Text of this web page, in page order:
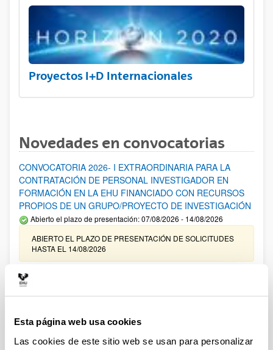
Esta página web usa cookies
Las cookies de este sitio web se usan para personalizar
Proyectos I+D Internacionales
Novedades en convocatorias
CONVOCATORIA 2026- I EXTRAORDINARIA PARA LA
CONTRATACIÓN DE PERSONAL INVESTIGADOR EN
FORMACIÓN EN LA EHU FINANCIADO CON RECURSOS
PROPIOS DE UN GRUPO/PROYECTO DE INVESTIGACIÓN
Abierto el plazo de presentación: 07/08/2026 - 14/08/2026
ABIERTO EL PLAZO DE PRESENTACIÓN DE SOLICITUDES
HASTA EL 14/08/2026
Ayudas para financiación de la adquisición y renovación de
infraestructura científica y fondos bibliográficos en la
Trámite abierto
25/03/2026: Corrección de errores del listado provisional de
solicitudes admitidas y excluidas. 23/03/2026: Relación